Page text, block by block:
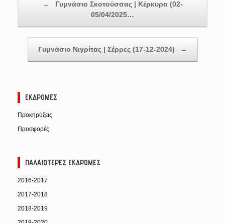
←
Γυμνάσιο Σκοτούσσας | Κέρκυρα (02-
05/04/2025…
Γυμνάσιο Νιγρίτας | Σέρρες (17-12-2024) →
ΕΚΔΡΟΜΈΣ
Προκηρύξεις
Προσφορές
ΠΑΛΑΙΌΤΕΡΕΣ ΕΚΔΡΟΜΈΣ
2016-2017
2017-2018
2018-2019